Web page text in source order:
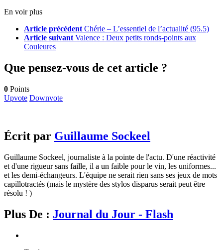
En voir plus
Article précédent Chérie – L’essentiel de l’actualité (95.5)
Article suivant Valence : Deux petits ronds-points aux
Couleures
Que pensez-vous de cet article ?
0 Points
Upvote Downvote
Écrit par Guillaume Sockeel
Guillaume Sockeel, journaliste à la pointe de l'actu. D'une réactivité
et d'une rigueur sans faille, il a un faible pour le vin, les uniformes...
et les demi-échangeurs. L'équipe ne serait rien sans ses jeux de mots
capillotractés (mais le mystère des stylos disparus serait peut être
résolu ! )
Plus De : Journal du Jour - Flash